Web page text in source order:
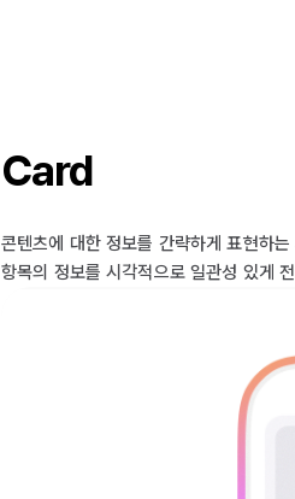
Card
콘텐츠에 대한 정보를 간략하게 표현하
항목의 정보를 시각적으로 일관성 있게